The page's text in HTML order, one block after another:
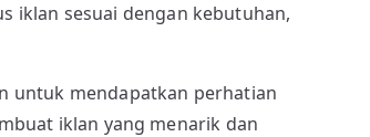
iklan sesuai dengan kebutuhan,
untuk mendapatkan perhatian
iklan yang menarik dan